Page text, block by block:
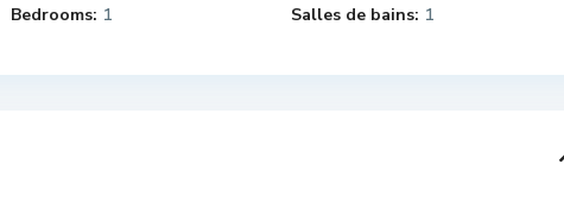
Bedrooms: 1 Salles de bains: 1